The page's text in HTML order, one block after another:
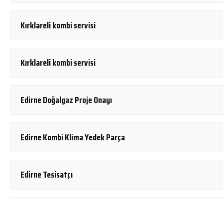
Kırklareli kombi servisi
Kırklareli kombi servisi
Edirne Doğalgaz Proje Onayı
Edirne Kombi Klima Yedek Parça
Edirne Tesisatçı